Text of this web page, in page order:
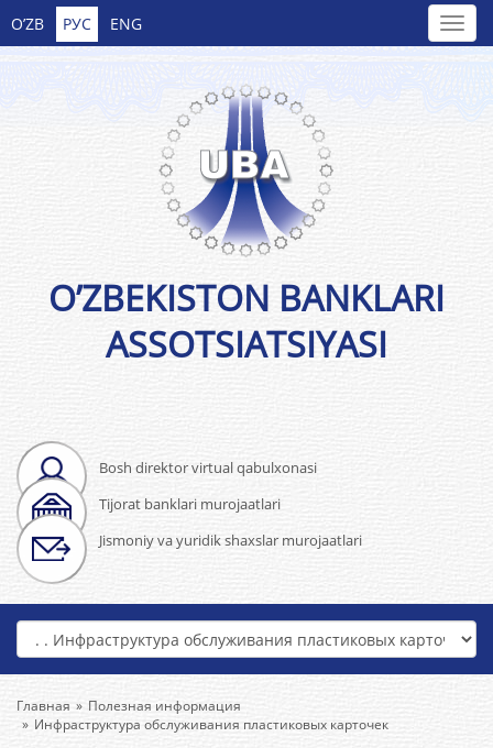
O’ZB РУС ENG
Bosh direktor virtual qabulxonasi
Tijorat banklari murojaatlari
Jismoniy va yuridik shaxslar murojaatlari
O’ZBEKISTON BANKLARI
ASSOTSIATSIYASI
Главная
Полезная информация
Инфраструктура обслуживания пластиковых карточек